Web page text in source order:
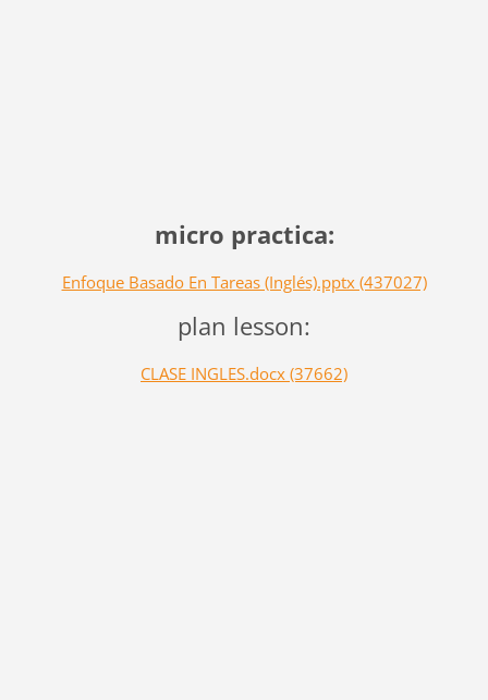
micro practica:
Enfoque Basado En Tareas (Inglés).pptx (437027)
plan lesson:
CLASE INGLES.docx (37662)